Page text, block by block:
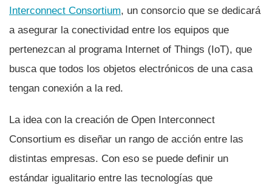
Interconnect Consortium, un consorcio que se dedicará
a asegurar la conectividad entre los equipos que
pertenezcan al programa Internet of Things (IoT), que
busca que todos los objetos electrónicos de una casa
tengan conexión a la red.
La idea con la creación de Open Interconnect
Consortium es diseñar un rango de acción entre las
distintas empresas. Con eso se puede definir un
estándar igualitario entre las tecnologí­as que